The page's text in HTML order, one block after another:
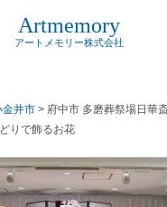
Artmemory
アートメモリー株式会社
金井市 > 府中市 多磨葬祭場日華
りで飾るお花